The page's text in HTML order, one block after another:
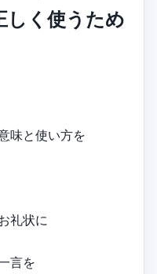
しく使うため
味と使い方を
礼状に
言を